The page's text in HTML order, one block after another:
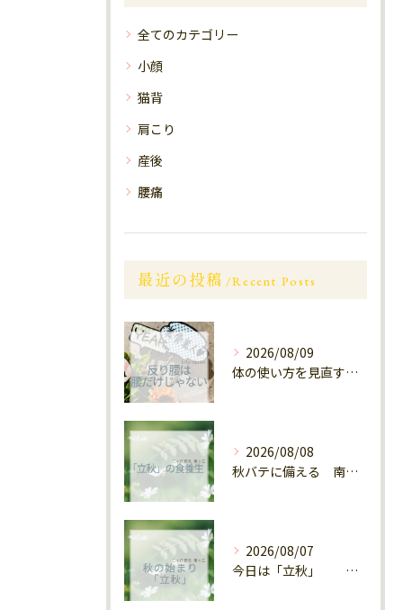
全てのカテゴリー
小顔
猫背
肩こり
産後
腰痛
最近の投稿 Recent Posts
2026/08/09
体の使い方を見直す 西鉄大橋
2026/08/08
秋バテに備える 南区大橋
2026/08/07
今日は「立秋」 南区福岡